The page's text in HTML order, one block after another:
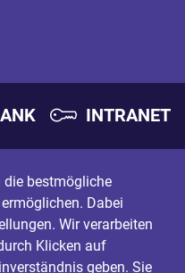
INTRANET
die bestmögliche
Dabei
Wir verarbeiten
Klicken auf
geben. Sie